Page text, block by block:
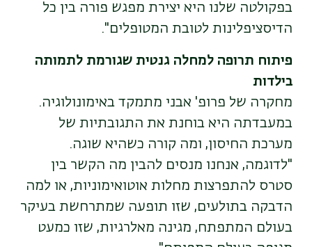
בפקולטה שלנו היא יצירת מפגש פורה בין כל
הדיסציפלינות לטובת המטופלים".
פיתוח תרופה למחלה גנטית שגורמת לתמותה
בילדות
מחקרה של פרופ' אבני מתמקד באימונולוגיה.
במעבדתה היא בוחנת את התגובתיות של
מערכת החיסון, ומה קורה כשהיא שוגה.
"לדוגמה, אנחנו מנסים להבין מה הקשר בין
סטרס להתפרצות מחלות אוטואימוניות, או למה
הדבקה בתולעים, שזו תופעה שמתרחשת בעיקר
בעולם המתפתח, מגינה מאלרגיות, שזו כמעט